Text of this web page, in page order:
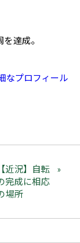
達成。
なプロフィール
近況】自転
完成に相応
場所